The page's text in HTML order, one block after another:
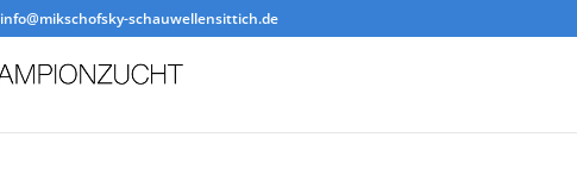
info@mikschofsky-schauwellensittich.de